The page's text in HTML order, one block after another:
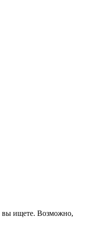
ищете. Возможно,